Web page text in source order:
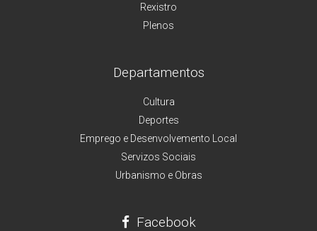
Rexistro
Plenos
Departamentos
Cultura
Deportes
Emprego e Desenvolvemento Local
Servizos Sociais
Urbanismo e Obras
Facebook